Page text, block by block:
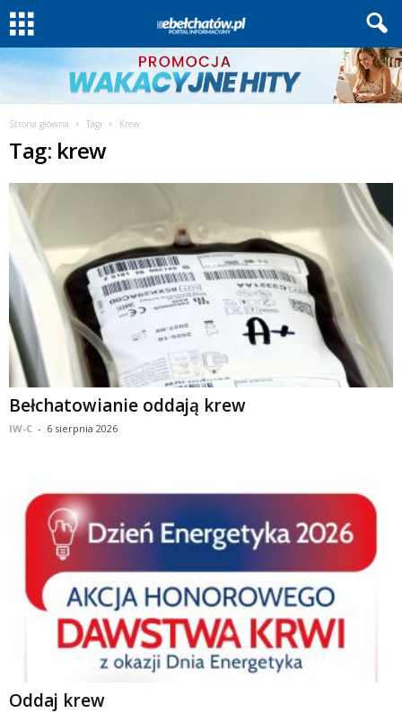
Strona główna Tagi Krew
Tag: krew
Bełchatowianie oddają krew
IW-C - 6 sierpnia 2026
Oddaj krew